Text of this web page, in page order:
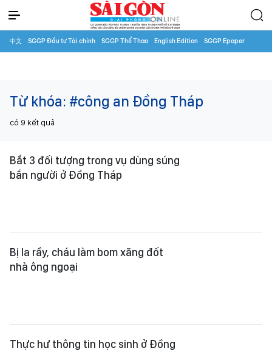
中文 SGGP Đầu tư Tài chính SGGP Thể Thao English Edition SGGP Epaper
Từ khóa: #công an Đồng Tháp
có 9 kết quả
Bắt 3 đối tượng trong vụ dùng súng
bắn người ở Đồng Tháp
Bị la rầy, cháu làm bom xăng đốt
nhà ông ngoại
Thực hư thông tin học sinh ở Đồng